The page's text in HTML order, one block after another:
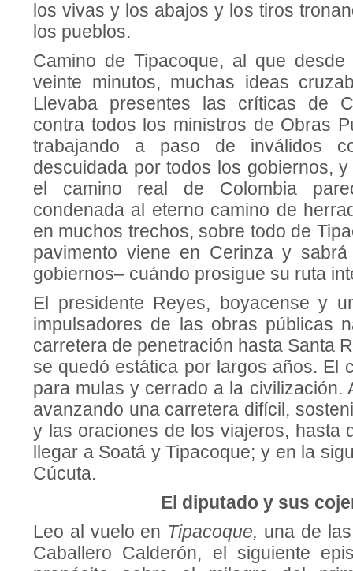
los vivas y los abajos y los ti­ros
los pueblos.
Camino de Tipacoque, al que
veinte minutos, muchas ideas
Llevaba presentes las críticas de
contra todos los ministros de Obras
trabajando a paso de inválidos
descuidada por todos los gobier­nos,
el camino real de Colombia
condenada al eterno camino de
en muchos trechos, sobre to­do de
pavimento viene en Cerinza y
gobiernos– cuándo prosigue su ruta
El presidente Reyes, boyacense y
impulsadores de las obras públicas
carretera de penetración hasta San­ta
se quedó estática por largos años. El
para mulas y cerrado a la civilización.
avanzando una carretera difícil,
y las ora­ciones de los viajeros, hasta
lle­gar a Soatá y Tipacoque; y en la
Cúcuta.
El diputado y sus
Leo al vuelo en Tipacoque, una de
Caballero Calderón, el siguiente